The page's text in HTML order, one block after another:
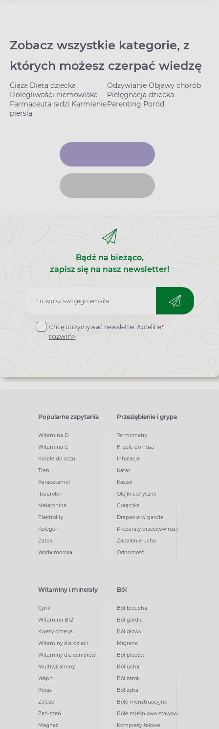
Zobacz wszystkie kategorie, z
których możesz czerpać wiedzę
Ciąża Dieta dziecka
Dolegliwości niemowlaka
Farmaceuta radzi Karmienie
piersią
Odżywianie Objawy chorób
Pielęgnacja dziecka
Parenting Poród
Bądź na bieżąco,
zapisz się na nasz newsletter!
Zapisz
do
newslettera
Chcę otrzymywać newsletter Apteline*
rozwiń>
Popularne zapytania
Witamina D
Witamina C
Krople do oczu
Tran
Paracetamol
Ibuprofen
Melatonina
Elektrolity
Kolagen
Zatoki
Woda morska
Przeziębienie i grypa
Termometry
Krople do nosa
Inhalacje
Katar
Kaszel
Olejki eteryczne
Gorączka
Drapanie w gardle
Preparaty przeciwwirusowe
Zapalenie ucha
Odporność
Witaminy i minerały
Cynk
Witamina B12
Kwasy omega
Witaminy dla dzieci
Witaminy dla seniorów
Multiwitaminy
Wapń
Potas
Żelazo
Żeń-szeń
Magnez
Ból
Ból brzucha
Ból gardła
Ból głowy
Migrena
Ból pleców
Ból ucha
Ból zatok
Ból zęba
Bóle menstruacyjne
Bóle mięśniowo-stawowe
Kompresy żelowe